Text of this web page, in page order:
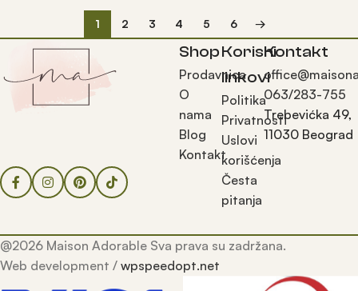
1 2 3 4 5 6 →
Shop
Prodavnica
O
nama
Blog
Kontakt
Korisni
linkovi
Politika
Privatnosti
Uslovi
korišćenja
Česta
pitanja
Kontakt
063/283-755
Trebevićka 49,
11030 Beograd
@2026 Maison Adorable Sva prava su zadržana.
Web development / wpspeedopt.net